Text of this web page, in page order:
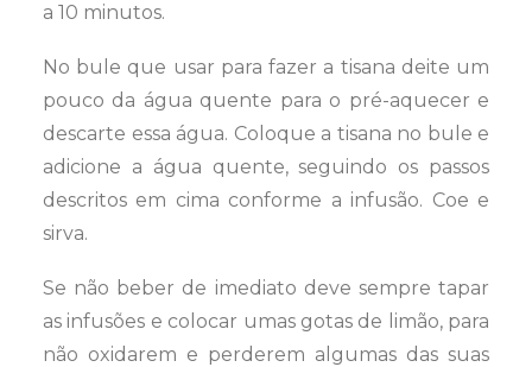
a 10 minutos.
No bule que usar para fazer a tisana deite um
pouco da água quente para o pré-aquecer e
descarte essa água. Coloque a tisana no bule e
adicione a água quente, seguindo os passos
descritos em cima conforme a infusão. Coe e
sirva.
Se não beber de imediato deve sempre tapar
as infusões e colocar umas gotas de limão, para
não oxidarem e perderem algumas das suas